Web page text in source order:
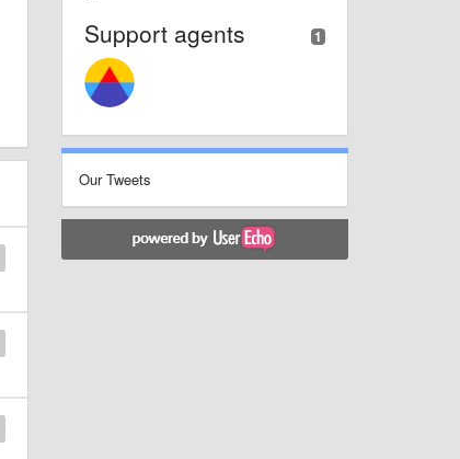
1
Support agents
Our Tweets